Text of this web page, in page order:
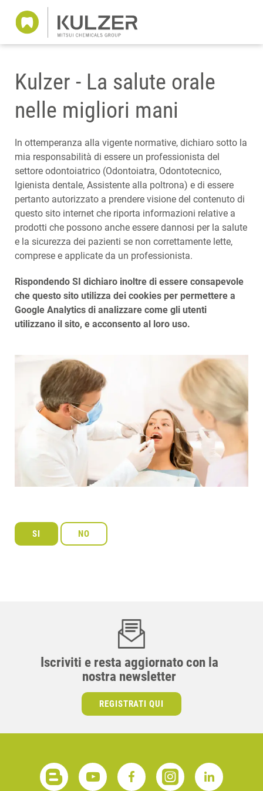
Kulzer - La salute orale
nelle migliori mani
In ottemperanza alla vigente normative, dichiaro sotto la
mia responsabilità di essere un professionista del
settore odontoiatrico (Odontoiatra, Odontotecnico,
Igienista dentale, Assistente alla poltrona) e di essere
pertanto autorizzato a prendere visione del contenuto di
questo sito internet che riporta informazioni relative a
prodotti che possono anche essere dannosi per la salute
e la sicurezza dei pazienti se non correttamente lette,
comprese e applicate da un professionista.
Rispondendo SI dichiaro inoltre di essere consapevole
che questo sito utilizza dei cookies per permettere a
Google Analytics di analizzare come gli utenti
utilizzano il sito, e acconsento al loro uso.
Iscriviti e resta aggiornato con la
nostra newsletter
REGISTRATI QUI